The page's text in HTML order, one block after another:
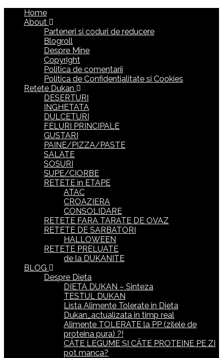
Home
About
Parteneri si coduri de reducere
Blogroll
Despre Mine
Copyright
Politica de comentarii
Politica de Confidentialitate si Cookies
Retete Dukan
DESERTURI
INGHETATA
DULCETURI
FELURI PRINCIPALE
GUSTARI
PAINE/PIZZA/PASTE
SALATE
SOSURI
SUPE/CIORBE
RETETE in ETAPE
ATAC
CROAZIERA
CONSOLIDARE
RETETE FARA TARATE DE OVAZ
RETETE DE SARBATORI
HALLOWEEN
RETETE PRELUATE
de la DUKANITE
BLOG
Despre Dieta
DIETA DUKAN – Sinteza
TESTUL DUKAN
Lista Alimente Tolerate in Dieta
Dukan_actualizata in timp real
Alimente TOLERATE la PP (zilele de
proteina pura) ?!
CÂTE LEGUME ȘI CÂTE PROTEINE PE ZI
pot manca?